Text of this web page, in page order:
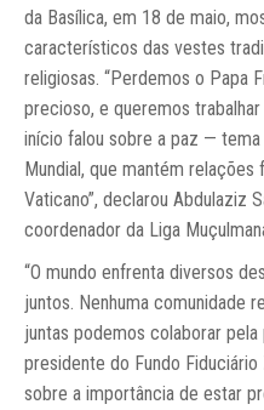
da Basílica, em 18 de maio,
característicos das vestes
religiosas. “Perdemos o Papa
precioso, e queremos
início falou sobre a paz — tema
Mundial, que mantém
Vaticano”, declarou Abdulaziz
coordenador da Liga
“O mundo enfrenta diversos
juntos. Nenhuma comunidade
juntas podemos colaborar
presidente do Fundo
sobre a importância de estar